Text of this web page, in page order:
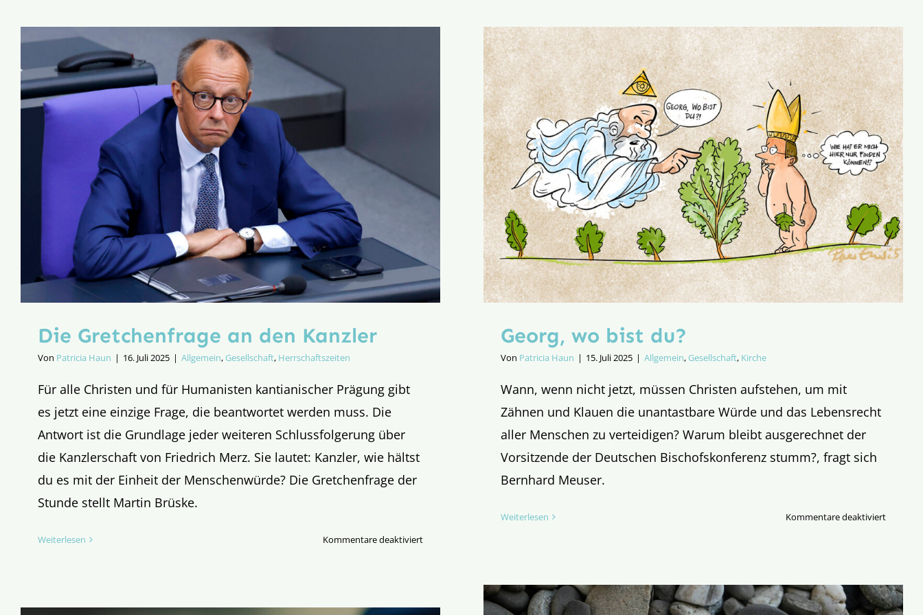
Die Gretchenfrage an den Kanzler
Von Patricia Haun | 16. Juli 2025 | Allgemein,Gesellschaft, Herrschaftszeiten
Für alle Christen und für Humanisten kantianischer Prägung gibt
es jetzt eine einzige Frage, die beantwortet werden muss. Die
Antwort ist die Grundlage jeder weiteren Schlussfolgerung über
die Kanzlerschaft von Friedrich Merz. Sie lautet: Kanzler, wie hältst
du es mit der Einheit der Menschenwürde? Die Gretchenfrage der
Stunde stellt Martin Brüske.
Weiterlesen Kommentare deaktiviertfür
den
Georg, wo bist du?
Von Patricia Haun | 15. Juli 2025 | Allgemein,Gesellschaft, Kirche
Wann, wenn nicht jetzt, müssen Christen aufstehen, um mit
Zähnen und Klauen die unantastbare Würde und das Lebensrecht
aller Menschen zu verteidigen? Warum bleibt ausgerechnet der
Vorsitzende der Deutschen Bischofskonferenz stumm?, fragt sich
Bernhard Meuser.
Weiterlesen Kommentare deaktiviertfür
du?